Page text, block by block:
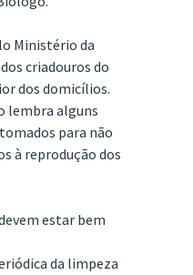
Ministério da
criadouros do
dos domicílios.
lembra alguns
para não
à reprodução dos
estar bem
da limpeza